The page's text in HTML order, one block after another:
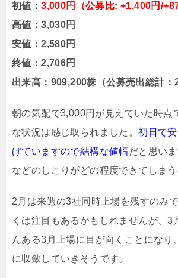
初値：3,000円（公募比: +1,400円/
高値：3,030円
安値：2,580円
終値：2,706円
出来高：909,200株（公募売出総計：
朝の気配で3,000円が見えていた時点
な状況は感じ取られました。初日で
げていますので結構な値幅だと思い
などのしこりがどの程度できてしまう
2月は来週の3社同時上場を残すのみ
くは注目もあるかもしれませんが、3
んある3月上場に目が向くことになり
に収斂していきそうです。